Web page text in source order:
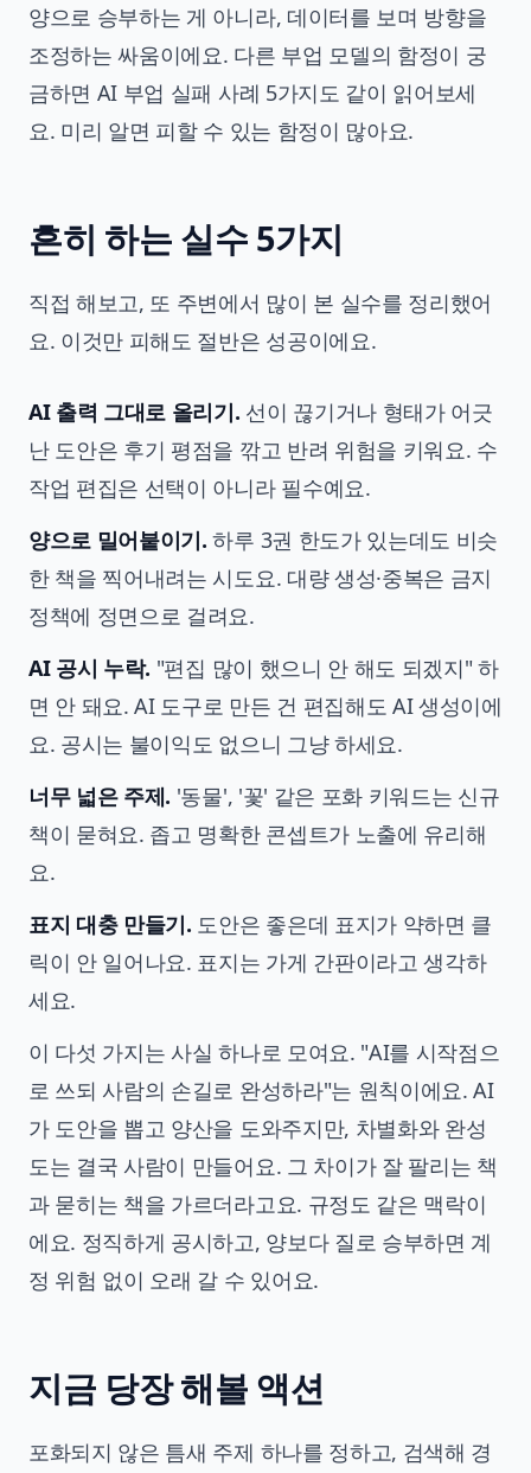
양으로 승부하는 게 아니라, 데이터를 보며 방향을
조정하는 싸움이에요. 다른 부업 모델의 함정이 궁
금하면 AI 부업 실패 사례 5가지 도 같이 읽어보세
요. 미리 알면 피할 수 있는 함정이 많아요.
흔히 하는 실수 5가지
직접 해보고, 또 주변에서 많이 본 실수를 정리했어
요. 이것만 피해도 절반은 성공이에요.
AI 출력 그대로 올리기. 선이 끊기거나 형태가 어긋
난 도안은 후기 평점을 깎고 반려 위험을 키워요. 수
작업 편집은 선택이 아니라 필수예요.
양으로 밀어붙이기. 하루 3권 한도가 있는데도 비슷
한 책을 찍어내려는 시도요. 대량 생성·중복은 금지
정책에 정면으로 걸려요.
AI 공시 누락. "편집 많이 했으니 안 해도 되겠지" 하
면 안 돼요. AI 도구로 만든 건 편집해도 AI 생성이에
요. 공시는 불이익도 없으니 그냥 하세요.
너무 넓은 주제. '동물', '꽃' 같은 포화 키워드는 신규
책이 묻혀요. 좁고 명확한 콘셉트가 노출에 유리해
요.
표지 대충 만들기. 도안은 좋은데 표지가 약하면 클
릭이 안 일어나요. 표지는 가게 간판이라고 생각하
세요.
이 다섯 가지는 사실 하나로 모여요. "AI를 시작점으
로 쓰되 사람의 손길로 완성하라"는 원칙이에요. AI
가 도안을 뽑고 양산을 도와주지만, 차별화와 완성
도는 결국 사람이 만들어요. 그 차이가 잘 팔리는 책
과 묻히는 책을 가르더라고요. 규정도 같은 맥락이
에요. 정직하게 공시하고, 양보다 질로 승부하면 계
정 위험 없이 오래 갈 수 있어요.
지금 당장 해볼 액션
포화되지 않은 틈새 주제 하나를 정하고, 검색해 경